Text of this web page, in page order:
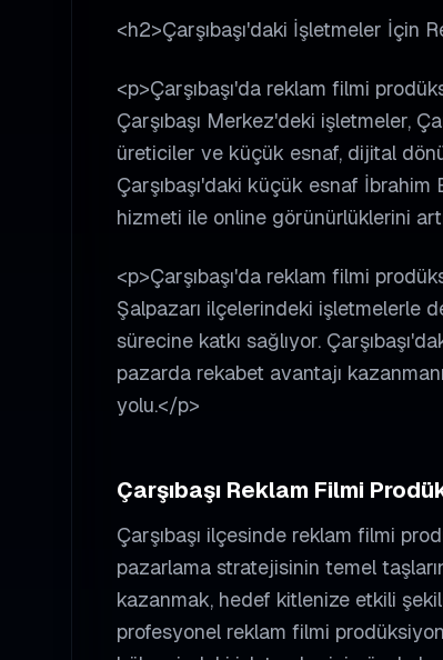
<h2>Çarşıbaşı'daki İşletmeler İçin
<p>Çarşıbaşı'da reklam filmi
Çarşıbaşı Merkez'deki işletmeler,
üreticiler ve küçük esnaf, dijital
Çarşıbaşı'daki küçük esnaf
hizmeti ile online görünürlüklerini
<p>Çarşıbaşı'da reklam filmi
Şalpazarı ilçelerindeki işletmelerle
sürecine katkı sağlıyor.
pazarda rekabet avantajı
yolu.</p>
Çarşıbaşı Reklam Filmi
Çarşıbaşı ilçesinde reklam filmi
pazarlama stratejisinin temel
kazanmak, hedef kitlenize etkili
profesyonel reklam filmi